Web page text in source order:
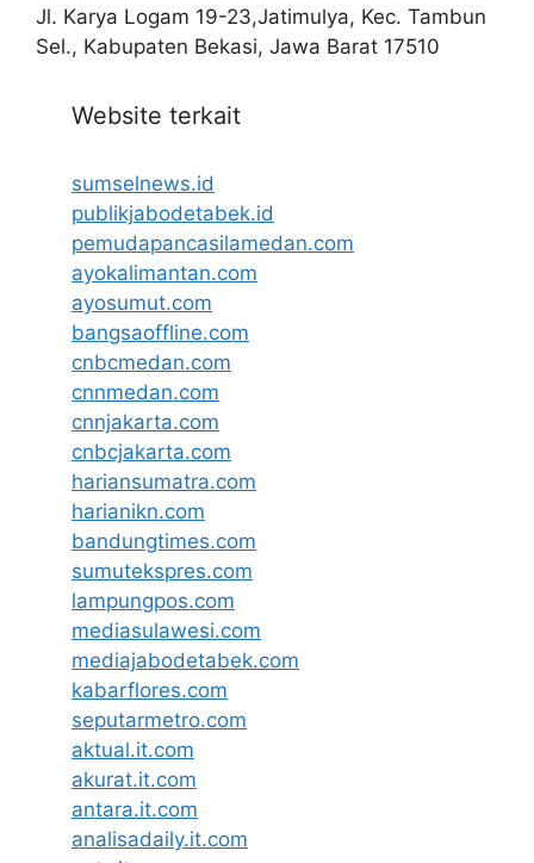
Jl. Karya Logam 19-23,Jatimulya, Kec. Tambun
Sel., Kabupaten Bekasi, Jawa Barat 17510
Website terkait
sumselnews.id
publikjabodetabek.id
pemudapancasilamedan.com
ayokalimantan.com
ayosumut.com
bangsaoffline.com
cnbcmedan.com
cnnmedan.com
cnnjakarta.com
cnbcjakarta.com
hariansumatra.com
harianikn.com
bandungtimes.com
sumutekspres.com
lampungpos.com
mediasulawesi.com
mediajabodetabek.com
kabarflores.com
seputarmetro.com
aktual.it.com
akurat.it.com
antara.it.com
analisadaily.it.com